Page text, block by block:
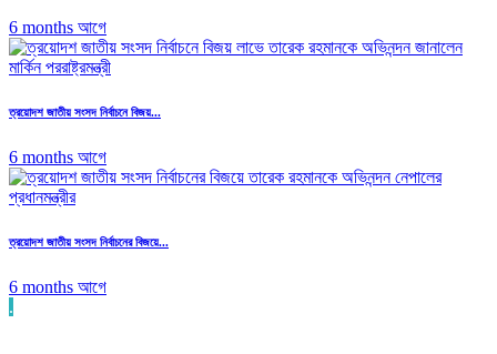
6 months আগে
ত্রয়োদশ জাতীয় সংসদ নির্বাচনে বিজয়...
6 months আগে
ত্রয়োদশ জাতীয় সংসদ নির্বাচনের বিজয়ে...
6 months আগে
.